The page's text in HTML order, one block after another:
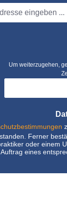
Um weiterzugehen,
Ferner
oder einem
Auftrag eines